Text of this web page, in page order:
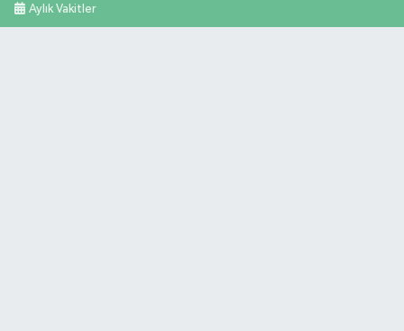
Aylık Vakitler